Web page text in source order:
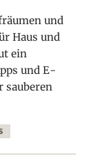
und
Haus und
ein
und E-
sauberen
den Mac